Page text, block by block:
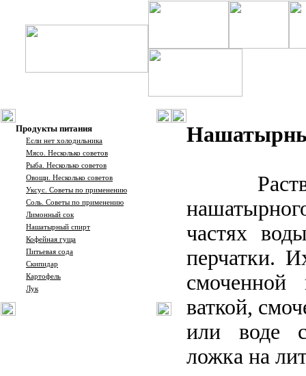
Продукты питания
Если нет холодильника
Мясо. Несколько советов
Рыба. Несколько советов
Овощи. Несколько советов
Уксус. Советы по применению
Соль. Советы по применению
Лимонный сок
Нашатырный спирт
Кофейная гуща
Питьевая сода
Скипидар
Картофель
Лук
частях
перчатки.
смоченной
ваткой,
или воде
ложка на